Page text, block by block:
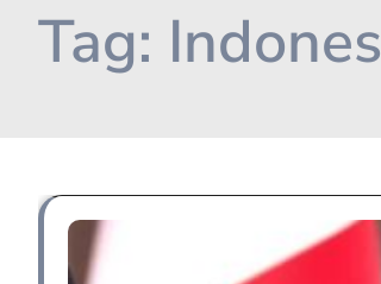
Tag: